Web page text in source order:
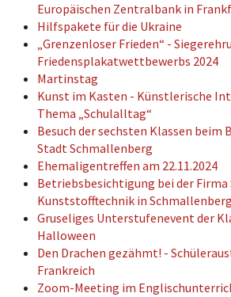
Europäischen Zentralbank in
Hilfspakete für die Ukraine
„Grenzenloser Frieden“ -
Friedensplakatwettbewerbs 2024
Martinstag
Kunst im Kasten - Künstlerische
Thema „Schulalltag“
Besuch der sechsten Klassen beim
Stadt Schmallenberg
Ehemaligentreffen am 22.11.2024
Betriebsbesichtigung bei der Firma
Kunststofftechnik in Schmallenberg
Gruseliges Unterstufenevent der
Halloween
Den Drachen gezähmt! -
Frankreich
Zoom-Meeting im